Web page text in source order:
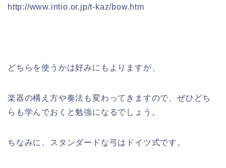
http://www.intio.or.jp/t-kaz/bow.htm
どちらを使うかは好みにもよりますが、
楽器の構え方や奏法も変わってきますので、ぜひどち
らも学んでおくと勉強になるでしょう。
ちなみに、スタンダードな弓はドイツ式です。